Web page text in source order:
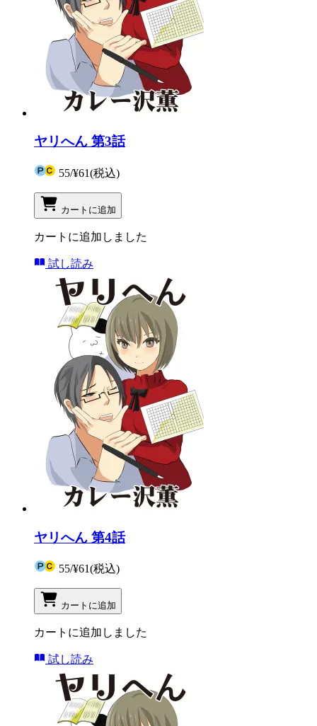
ヤリへん 第3話
55/¥61(税込)
カートに追加
カートに追加しました
試し読み
ヤリへん 第4話
55/¥61(税込)
カートに追加
カートに追加しました
試し読み